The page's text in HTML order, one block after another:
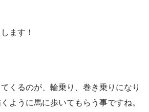
ます！
くるのが、輪乗り、巻き乗りになり
ように馬に歩いてもらう事ですね。